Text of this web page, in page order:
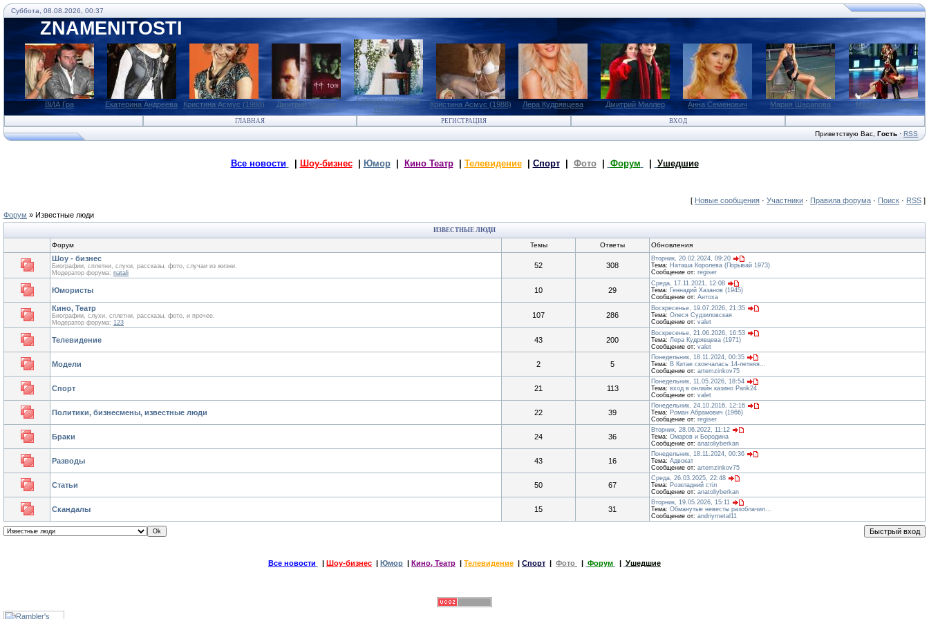
Суббота, 08.08.2026, 00:37
ZNAMENITOSTI
ВИА Гра Екатерина Андреева Кристина Асмус (1988) Дмитрий Миллер
Глюкоза (Наталья
Ионова)
Кристина Асмус (1988) Лера Кудрявцева Дмитрий Миллер Анна Семенович Мария Шарапова Марат Башаров
ГЛАВНАЯ РЕГИСТРАЦИЯ ВХОД
Приветствую Вас Гость · RSS
Все новости Шоу-бизнес| Юмор| Кино Театр| Телевидение| Спорт| Фото| Форум Ушедшие
[ Новые сообщения · Участники · Правила форума · Поиск · RSS ]
Форум » Известные люди
ИЗВЕСТНЫЕ ЛЮДИ
Форум Темы Ответы Обновления
Шоу - бизнес
Биографии, сплетни, слухи, рассказы, фото, случаи из жизни.
Модератор форума: natali
52 308
Вторник, 20.02.2024, 09:20
Тема: Наташа Королева (Порывай 1973)
Сообщение от: regiser
Юмористы 10 29
Среда, 17.11.2021, 12:08
Тема: Геннадий Хазанов (1945)
Сообщение от: Антоха
Кино, Театр
Биографии, слухи, сплетни, рассказы, фото, и прочее.
Модератор форума: 123
107 286
Воскресенье, 19.07.2026, 21:35
Тема: Олеся Судзиловская
Сообщение от: valet
Телевидение 43 200
Воскресенье, 21.06.2026, 16:53
Тема: Лера Кудрявцева (1971)
Сообщение от: valet
Модели 2 5
Понедельник, 18.11.2024, 00:35
Тема: В Китае скончалась 14-летняя...
Сообщение от: artemzinkov75
Спорт 21 113
Понедельник, 11.05.2026, 18:54
Тема: вход в онлайн казино Parik24
Сообщение от: valet
Политики, бизнесмены, известные люди 22 39
Понедельник, 24.10.2016, 12:16
Тема: Роман Абрамович (1966)
Сообщение от: regiser
Браки 24 36
Вторник, 28.06.2022, 11:12
Тема: Омаров и Бородина
Сообщение от: anatoliyberkan
Разводы 43 16
Понедельник, 18.11.2024, 00:36
Тема: Адвокат
Сообщение от: artemzinkov75
Статьи 50 67
Среда, 26.03.2025, 22:48
Тема: Розкладний стіл
Сообщение от: anatoliyberkan
Скандалы 15 31
Вторник, 19.05.2026, 15:11
Тема: Обманутые невесты разоблачил...
Сообщение от: andriymetal11
Все новости Шоу-бизнес Юмор Кино, Театр Телевидение Спорт Фото Форум Ушедшие